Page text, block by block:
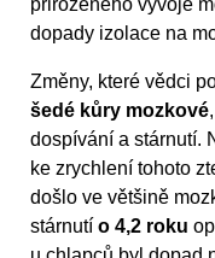
přirozeného vývoje
dopady izolace na
Změny, které vědci
šedé kůry mozkové
dospívání a stárnutí.
ke zrychlení tohoto
došlo ve většině
stárnutí o 4,2 roku